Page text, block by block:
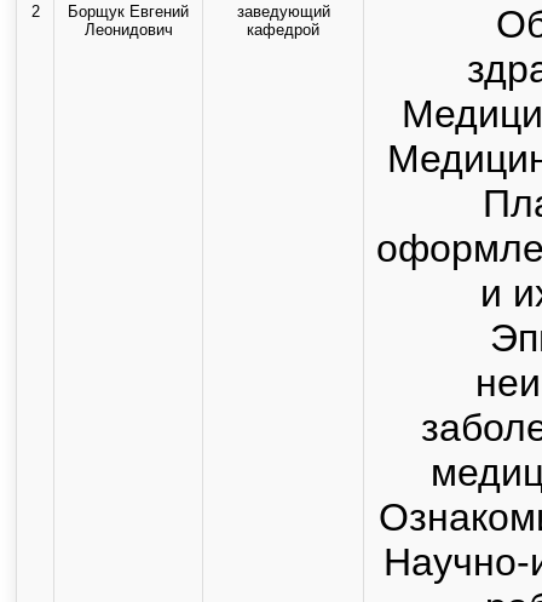
2
Борщук Евгений
Леонидович
заведующий
кафедрой
и
Научно-